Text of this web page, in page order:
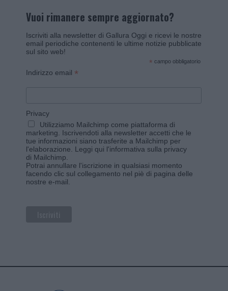
Vuoi rimanere sempre aggiornato?
Iscriviti alla newsletter di Gallura Oggi e ricevi le nostre
email periodiche contenenti le ultime notizie pubblicate
sul sito web!
* campo obbligatorio
Indirizzo email *
Privacy
Utilizziamo Mailchimp come piattaforma di
marketing. Iscrivendoti alla newsletter accetti che le
tue informazioni siano trasferite a Mailchimp per
l'elaborazione. Leggi qui l'informativa sulla privacy
di Mailchimp
Potrai annullare l'iscrizione in qualsiasi momento
facendo clic sul collegamento nel piè di pagina delle
nostre e-mail.